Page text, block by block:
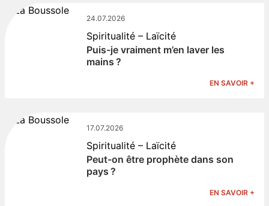
24.07.2026
Spiritualité – Laïcité
Puis-je vraiment m’en laver les
mains ?
EN SAVOIR +
17.07.2026
Spiritualité – Laïcité
Peut-on être prophète dans son
pays ?
EN SAVOIR +